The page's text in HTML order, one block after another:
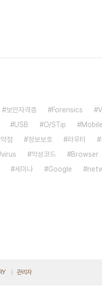
보안자격증 Forensics
USB O/STip
점 정보보호 라우터
virus 악성코드
Browser
세미나 Google
관리자